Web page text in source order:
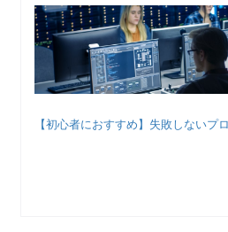
【初心者におすすめ】失敗しないプ